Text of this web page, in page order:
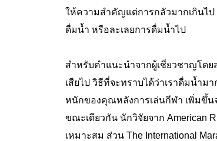
ให้ความสำคัญแต่การกลัวมากเกินไ
ดื่มน้ำ หรือละเลยการดื่มน้ำไป
สำหรับคำแนะนำจากผู้เชี่ยวชาญโด
เสียไป วิธีที่จะทราบได้ว่าเราดื่มน้ำม
หนักของคุณหลังการเล่นกีฬา เพิ่มขึ้น
ขณะเดียวกัน นักวิจัยจาก American
เหมาะสม ส่วน The International